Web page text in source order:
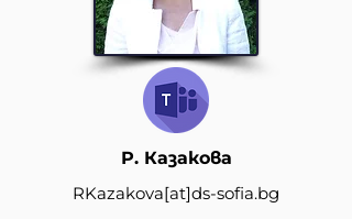
Р. Казакова
RKazakova[at]ds-sofia.bg